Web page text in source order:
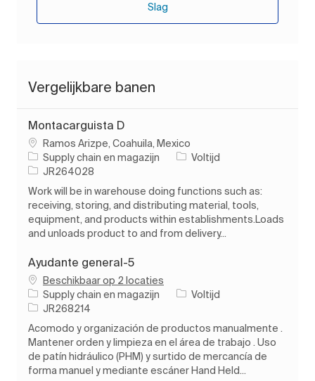
Slag
Vergelijkbare banen
Montacarguista D
PlaatsRamos Arizpe, Coahuila, Mexico
Categorie
Supply chain en magazijn Soort baan
Voltijd
Taak-ID
JR264028
Work will be in warehouse doing functions such as:
receiving, storing, and distributing material, tools,
equipment, and products within establishments.Loads
and unloads product to and from delivery...
Ayudante general-5
Beschikbaar op 2 locaties
Categorie
Supply chain en magazijn Soort baan
Voltijd
Taak-ID
JR268214
Acomodo y organización de productos manualmente .
Mantener orden y limpieza en el área de trabajo . Uso
de patín hidráulico (PHM) y surtido de mercancía de
forma manuel y mediante escáner Hand Held...